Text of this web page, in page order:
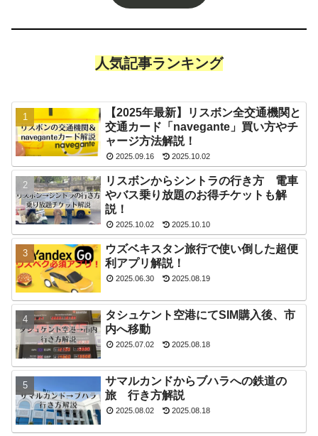
人気記事ランキング
【2025年最新】リスボン全交通機関と
交通カード「navegante」買い方やチ
ャージ方法解説！
2025.09.16 2025.10.02
リスボンからシントラの行き方 電車
やバス乗り放題のお得チケットも解
説！
2025.10.02 2025.10.10
ウズベキスタン旅行で使い倒した超便
利アプリ解説！
2025.06.30 2025.08.19
タシュケント空港にてSIM購入後、市
内へ移動
2025.07.02 2025.08.18
サマルカンドからブハラへの鉄道の
旅 行き方解説
2025.08.02 2025.08.18